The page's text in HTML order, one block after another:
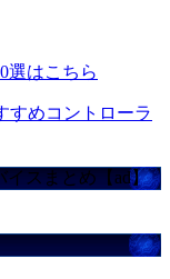
選はこちら
すめコントローラ
イスまとめ【ad】